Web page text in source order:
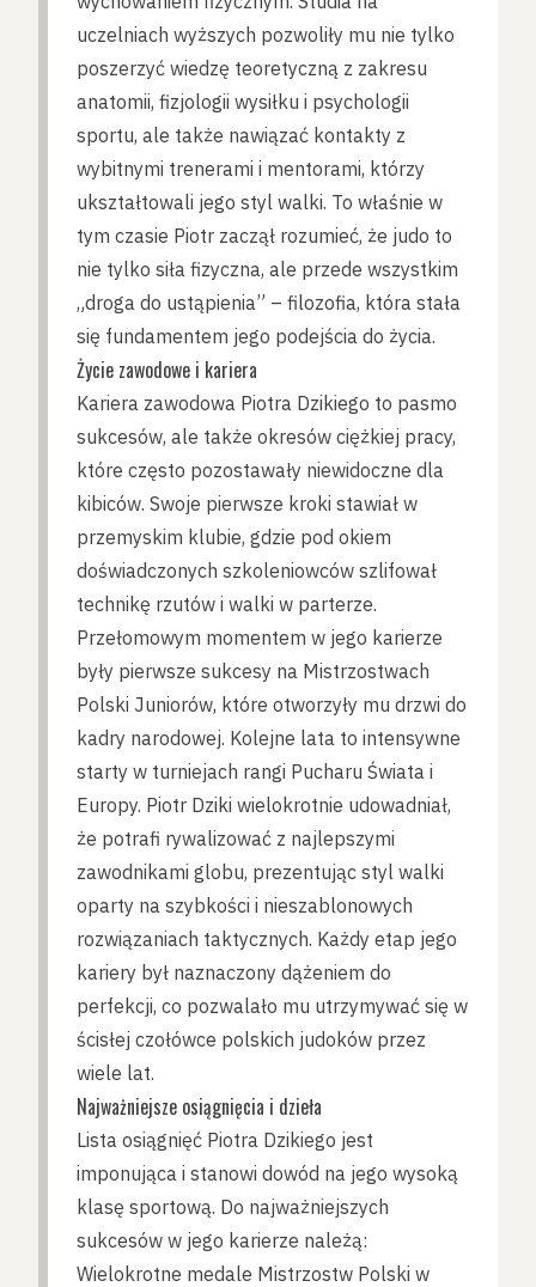
uczelniach wyższych pozwoliły mu nie tylko
poszerzyć wiedzę teoretyczną z zakresu
anatomii, fizjologii wysiłku i psychologii
sportu, ale także nawiązać kontakty z
wybitnymi trenerami i mentorami, którzy
ukształtowali jego styl walki. To właśnie w
tym czasie Piotr zaczął rozumieć, że judo to
nie tylko siła fizyczna, ale przede wszystkim
„droga do ustąpienia” – filozofia, która stała
się fundamentem jego podejścia do życia.
Życie zawodowe i kariera
Kariera zawodowa Piotra Dzikiego to pasmo
sukcesów, ale także okresów ciężkiej pracy,
które często pozostawały niewidoczne dla
kibiców. Swoje pierwsze kroki stawiał w
przemyskim klubie, gdzie pod okiem
doświadczonych szkoleniowców szlifował
technikę rzutów i walki w parterze.
Przełomowym momentem w jego karierze
były pierwsze sukcesy na Mistrzostwach
Polski Juniorów, które otworzyły mu drzwi do
kadry narodowej. Kolejne lata to intensywne
starty w turniejach rangi Pucharu Świata i
Europy. Piotr Dziki wielokrotnie udowadniał,
że potrafi rywalizować z najlepszymi
zawodnikami globu, prezentując styl walki
oparty na szybkości i nieszablonowych
rozwiązaniach taktycznych. Każdy etap jego
kariery był naznaczony dążeniem do
perfekcji, co pozwalało mu utrzymywać się w
ścisłej czołówce polskich judoków przez
wiele lat.
Najważniejsze osiągnięcia i dzieła
Lista osiągnięć Piotra Dzikiego jest
imponująca i stanowi dowód na jego wysoką
klasę sportową. Do najważniejszych
sukcesów w jego karierze należą:
Wielokrotne medale Mistrzostw Polski w